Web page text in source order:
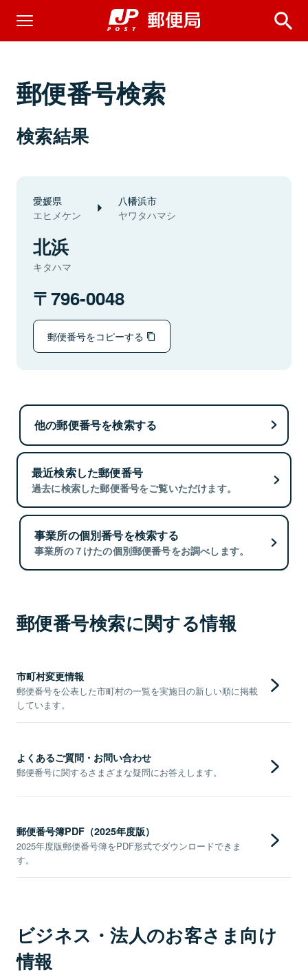
郵便番号検索
検索結果
愛媛県
エヒメケン
八幡浜市
ヤワタハマシ
北浜
キタハマ
796-0048
郵便番号をコピーする
他の郵便番号を検索する
最近検索した郵便番号
過去に検索した郵便番号をご覧いただけます。
事業所の個別番号を検索する
事業所の７けたの個別郵便番号をお調べします。
郵便番号検索に関する情報
市町村変更情報
郵便番号を公表した市町村の一覧を実施日の新しい順に掲載
しています。
よくあるご質問・お問い合わせ
郵便番号に関するさまざまな疑問にお答えします。
郵便番号簿PDF（2025年度版）
2025年度版郵便番号簿をPDF形式でダウンロードできま
す。
ビジネス・法人のお客さま向け
情報